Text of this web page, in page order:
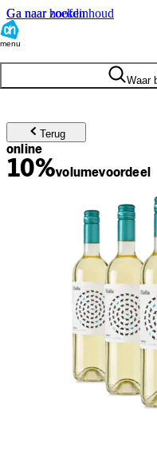
Ga naar hoofdinhoud
Ga naar zoeken
menu
Waar
Terug
online
10%volumevoordeel